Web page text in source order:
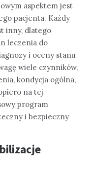
aspektem jest
pacjenta. Każdy
inny, dlatego
leczenia do
i oceny stanu
wiele czynników,
kondycja ogólna,
na tej
program
i bezpieczny